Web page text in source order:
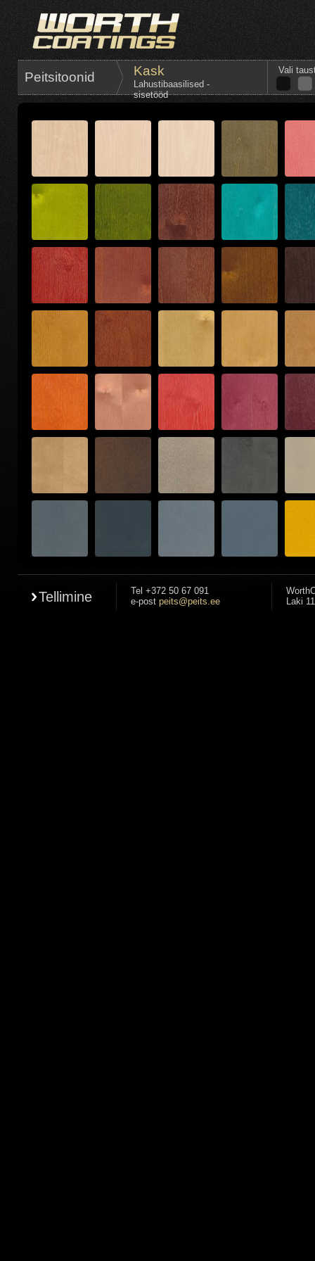
Peitsitoonid Kask
Lahustibaasilised -
sisetööd
Vali
Tellimine
Tel +372 50 67 091
e-post peits@peits.ee
Laki